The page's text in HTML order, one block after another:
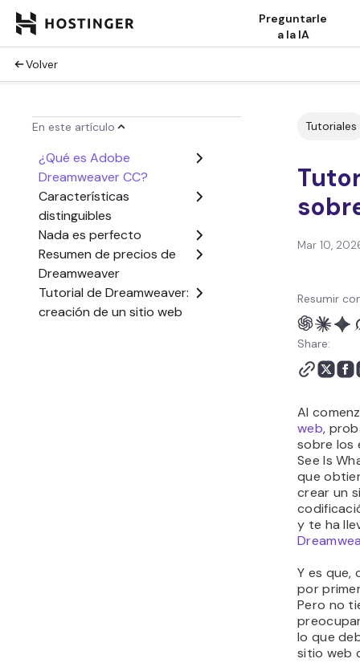
Preguntarle
a la IA
Volver
En este artículo
¿Qué es Adobe
Dreamweaver CC?
Características
distinguibles
Nada es perfecto
Resumen de precios de
Dreamweaver
Tutorial de Dreamweaver:
creación de un sitio web
Tutoriales
Mar 10,
Resumir
Share:
Al
web,
sobre los
See Is
que
crear un
y te ha
Y es que,
por
Pero no
lo que
sitio web